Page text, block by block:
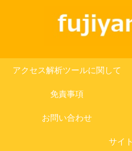
アクセス解析ツールに関して
免責事項
お問い合わせ
サイ